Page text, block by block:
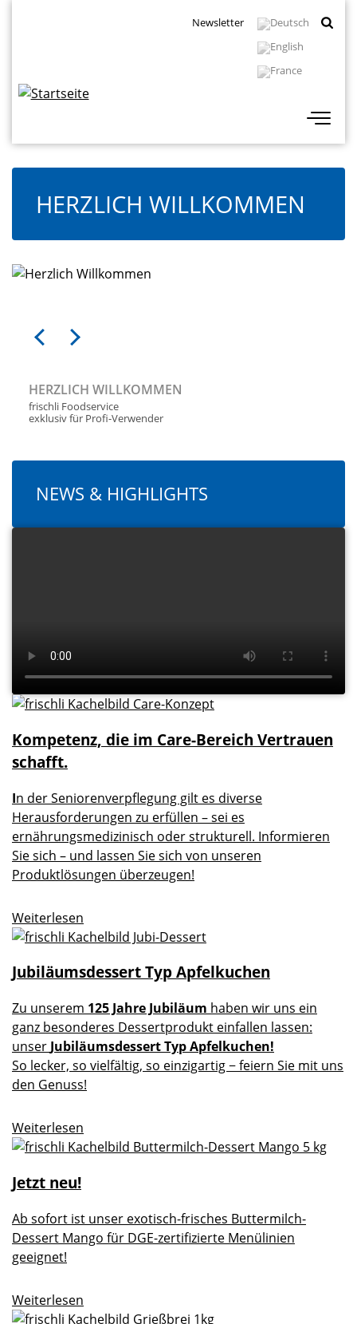
Newsletter
HERZLICH WILLKOMMEN
HERZLICH WILLKOMMEN
frischli Foodservice
exklusiv für Profi-Verwender
NEWS & HIGHLIGHTS
Kompetenz, die im Care-Bereich Vertrauen
schafft.
In der Seniorenverpflegung gilt es diverse
Herausforderungen zu erfüllen – sei es
ernährungsmedizinisch oder strukturell. Informieren
Sie sich – und lassen Sie sich von unseren
Produktlösungen überzeugen!
Weiterlesen
Jubiläumsdessert Typ Apfelkuchen
Zu unserem 125 Jahre Jubiläum haben wir uns ein
ganz besonderes Dessertprodukt einfallen lassen:
unser Jubiläumsdessert Typ Apfelkuchen!
So lecker, so vielfältig, so einzigartig − feiern Sie mit uns
den Genuss!
Weiterlesen
Jetzt neu!
Ab sofort ist unser exotisch-frisches Buttermilch-
Dessert Mango für DGE-zertifizierte Menülinien
geeignet!
Weiterlesen